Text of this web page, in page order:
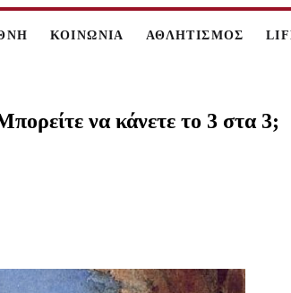
ΚΟΙΝΩΝΙΑ ΑΘΛΗΤΙΣΜΟΣ
να κάνετε το 3 στα 3;